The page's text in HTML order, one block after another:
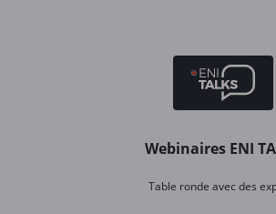
Webinaires ENI
Table ronde avec des